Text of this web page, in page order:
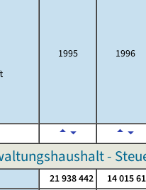
1995 1996
-
21 938 442 14 015